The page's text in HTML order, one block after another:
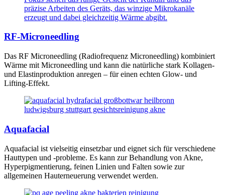
RF-Microneedling
Das RF Microneedling (Radiofrequenz Microneedling) kombiniert
Wärme mit Microneedling und kann die natürliche stark Kollagen-
und Elastinproduktion anregen – für einen echten Glow- und
Lifting-Effekt.
Aquafacial
Aquafacial ist vielseitig einsetzbar und eignet sich für verschiedene
Hauttypen und -probleme. Es kann zur Behandlung von Akne,
Hyperpigmentierung, feinen Linien und Falten sowie zur
allgemeinen Hauterneuerung verwendet werden.